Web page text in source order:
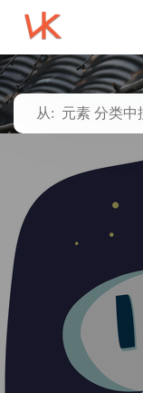
全部 元素
排序 最新